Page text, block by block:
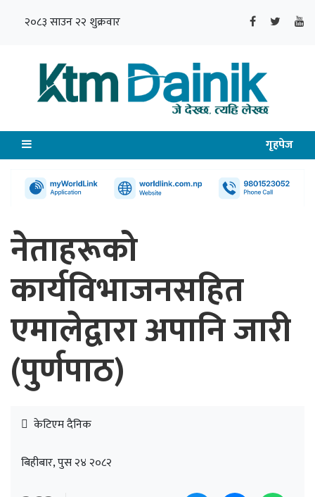
२०८३ साउन २२ शुक्रवार
गृहपेज
नेताहरूको
कार्यविभाजनसहित
एमालेद्वारा अपानि जारी
(पुर्णपाठ)
केटिएम दैनिक
बिहीबार, पुस २४ २०८२